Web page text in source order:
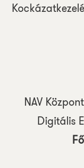
NAV
Digitális